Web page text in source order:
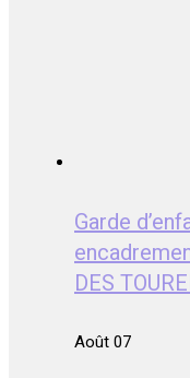
Garde
DES
Août 07